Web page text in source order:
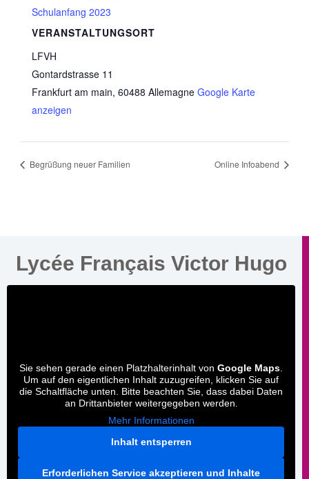
Schulanfang 2023
VERANSTALTUNGSORT
LFVH
Gontardstrasse 11
Frankfurt am main, 60488 Allemagne Google Karte
anzeigen
Begrüßung neuer Familien Online Infoabend
Lycée Français Victor Hugo
Sie sehen gerade einen Platzhalterinhalt von Google Maps.
Um auf den eigentlichen Inhalt zuzugreifen, klicken Sie auf
die Schaltfläche unten. Bitte beachten Sie, dass dabei Daten
an Drittanbieter weitergegeben werden.
Mehr Informationen
Inhalt entsperren
Erforderlichen Service akzeptieren und Inhalte